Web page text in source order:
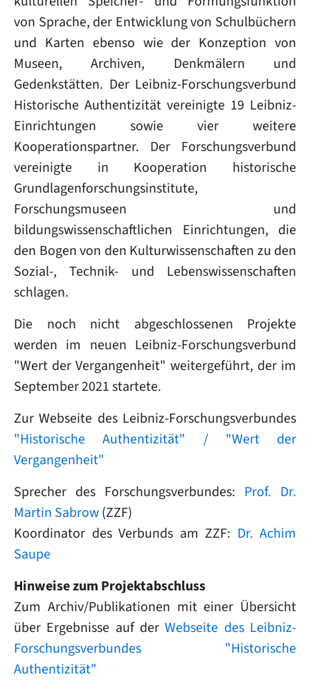
von Sprache, der Entwicklung von Schulbüchern
und Karten ebenso wie der Konzeption von
Museen, Archiven, Denkmälern und
Gedenkstätten. Der Leibniz-Forschungsverbund
Historische Authentizität vereinigte 19 Leibniz-
Einrichtungen sowie vier weitere
Kooperationspartner. Der Forschungsverbund
vereinigte in Kooperation historische
Grundlagenforschungsinstitute,
Forschungsmuseen und
bildungswissenschaftlichen Einrichtungen, die
den Bogen von den Kulturwissenschaften zu den
Sozial-, Technik- und Lebenswissenschaften
schlagen.
Die noch nicht abgeschlossenen Projekte
werden im neuen Leibniz-Forschungsverbund
"Wert der Vergangenheit" weitergeführt, der im
September 2021 startete.
Zur Webseite des Leibniz-Forschungsverbundes
"Historische Authentizität" / "Wert der
Vergangenheit"
Sprecher des Forschungsverbundes: Prof. Dr.
Martin Sabrow(ZZF)
Koordinator des Verbunds am ZZF: Dr. Achim
Saupe
Hinweise zum Projektabschluss
Zum Archiv/Publikationen mit einer Übersicht
über Ergebnisse auf derWebseite des Leibniz-
Forschungsverbundes "Historische
Authentizität"